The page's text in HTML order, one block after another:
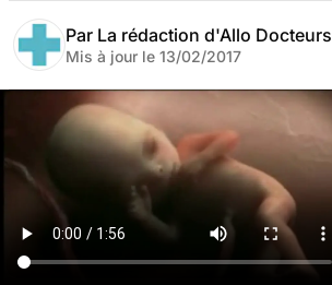
Par La rédaction d'Allo Docteurs
Mis à jour le 13/02/2017